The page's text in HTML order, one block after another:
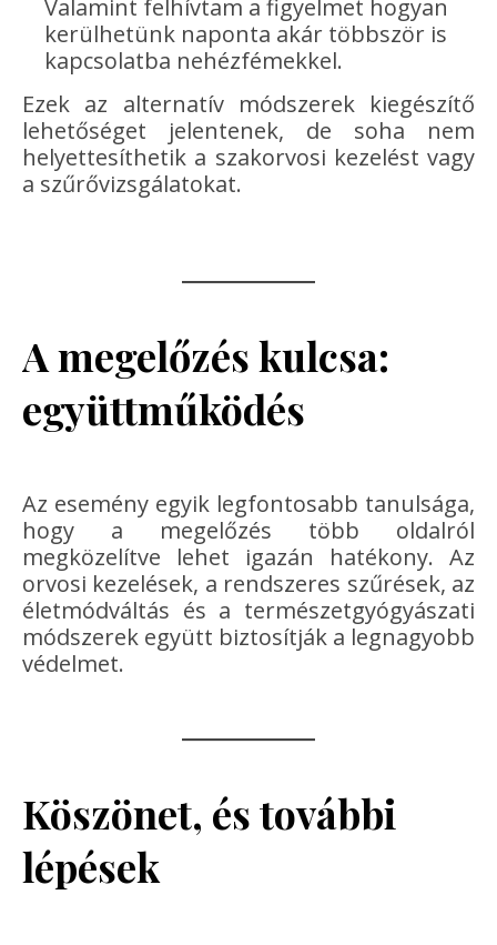
Valamint felhívtam a figyelmet hogyan
kerülhetünk naponta akár többször is
kapcsolatba nehézfémekkel.
Ezek az alternatív módszerek kiegészítő
lehetőséget jelentenek, de soha nem
helyettesíthetik a szakorvosi kezelést vagy
a szűrővizsgálatokat.
A megelőzés kulcsa:
együttműködés
Az esemény egyik legfontosabb tanulsága,
hogy a megelőzés több oldalról
megközelítve lehet igazán hatékony. Az
orvosi kezelések, a rendszeres szűrések, az
életmódváltás és a természetgyógyászati
módszerek együtt biztosítják a legnagyobb
védelmet.
Köszönet, és további
lépések